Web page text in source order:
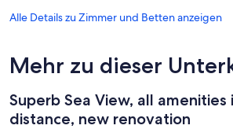
Alle Details zu Zimmer und Betten anzeigen
Mehr zu dieser
Superb Sea View, all amenities
distance, new renovation